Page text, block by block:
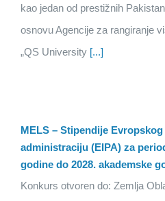
kao jedan od prestižnih
osnovu Agencije za rangiranje
„QS University [...]
MELS – Stipendije
administraciju (EIPA) za
godine do 2028. akademske
Konkurs otvoren do: Zemlja